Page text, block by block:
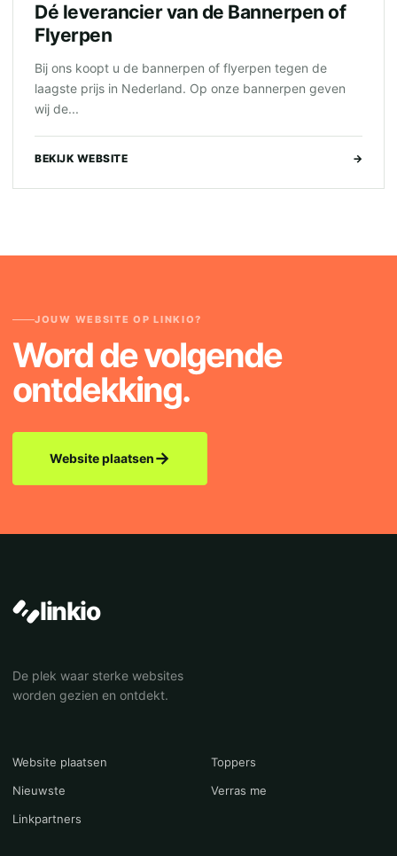
Dé leverancier van de Bannerpen of
Flyerpen
Bij ons koopt u de bannerpen of flyerpen tegen de
laagste prijs in Nederland. Op onze bannerpen geven
wij de...
BEKIJK WEBSITE →
JOUW WEBSITE OP LINKIO?
Word de volgende
ontdekking.
Website plaatsen→
linkio
De plek waar sterke websites
worden gezien en ontdekt.
Website plaatsen
Toppers
Nieuwste
Verras me
Linkpartners